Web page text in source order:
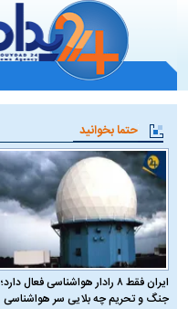
حتما بخوانید
ایران فقط ۸ رادار هواشناسی فعال دارد؛
جنگ و تحریم چه بلایی سر هواشناسی